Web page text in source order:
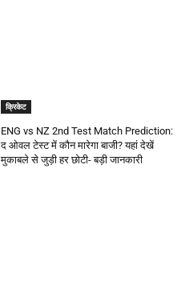
क्रिकेट
ENG vs NZ 2nd Test Match Prediction:
द ओवल टेस्ट में कौन मारेगा बाजी? यहां देखें
मुकाबले से जुड़ी हर छोटी- बड़ी जानकारी